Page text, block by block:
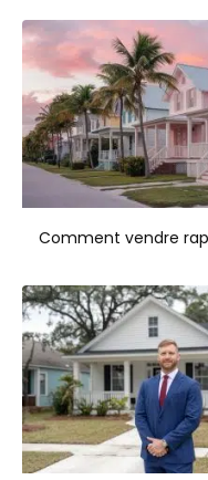
Comment vendre